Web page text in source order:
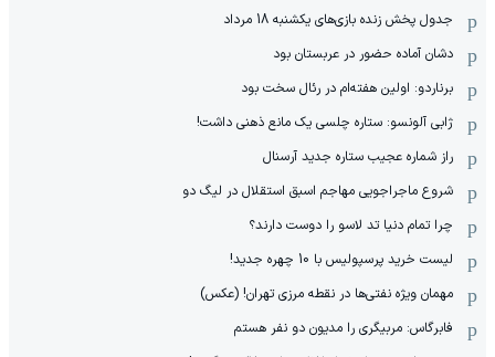
جدول پخش زنده بازی‌های یکشنبه 18 مرداد
دشان آماده حضور در عربستان بود
برناردو: اولین هفته‌ام در رئال سخت بود
ژابی آلونسو: ستاره چلسی یک مانع ذهنی داشت!
راز شماره عجیب ستاره جدید آرسنال
شروع ماجراجویی مهاجم اسبق استقلال در لیگ دو
چرا تمام دنیا تد لاسو را دوست دارند؟
لیست خرید پرسپولیس با 10 چهره جدید!
مهمان‌ ویژه نفتی‌ها در نقطه مرزی تهران! (عکس)
فابرگاس: مربیگری را مدیون دو نفر هستم